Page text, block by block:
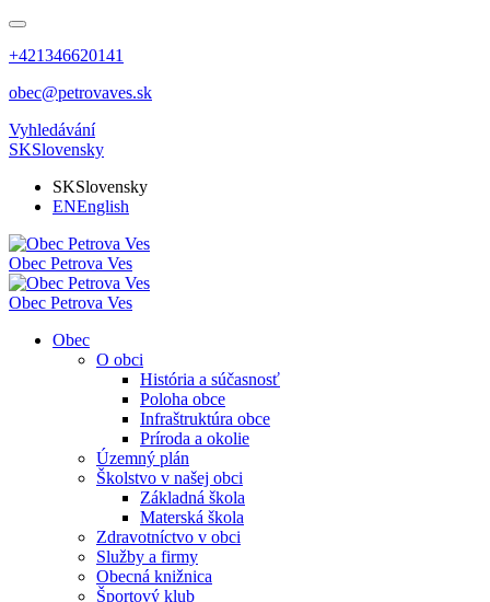
+421346620141
obec@petrovaves.sk
Vyhledávání
SKSlovensky
SKSlovensky
ENEnglish
Obec Petrova Ves
Obec Petrova Ves
Obec
O obci
História a súčasnosť
Poloha obce
Infraštruktúra obce
Príroda a okolie
Územný plán
Školstvo v našej obci
Základná škola
Materská škola
Zdravotníctvo v obci
Služby a firmy
Obecná knižnica
Športový klub